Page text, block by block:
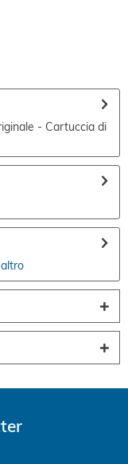
- Cartuccia di
altro